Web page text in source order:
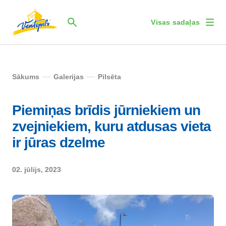
Visas sadaļas
Sākums Galerijas Pilsēta
Piemiņas brīdis jūrniekiem un
zvejniekiem, kuru atdusas vieta
ir jūras dzelme
02. jūlijs, 2023